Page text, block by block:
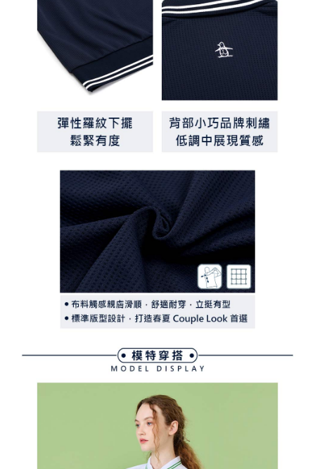
４．使用「AFTEE先享後付」時，將依據個別帳號之用戶狀況，依本公司即
時審查核予不同之上限額度；若仍有額度不足之情形，本公司將視審查結果
請求用戶進行身份認證。
５．嚴禁一人註冊多個帳號或使用他人資訊註冊。若發現惡意使用之情形，
恩沛科技股份有限公司將有權停止該用戶之使用額度並採取法律行動。
離島宅配